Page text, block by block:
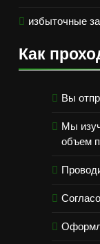
избыточные
Как
Вы
Мы
объем